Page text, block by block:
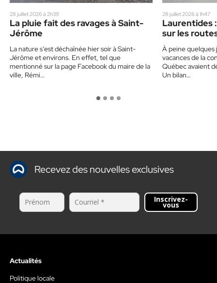
28 juillet 2026 à 2h39
La pluie fait des ravages à Saint-
Jérôme
La nature s’est déchaînée hier soir à Saint-
Jérôme et environs. En effet, tel que
mentionné sur la page Facebook du maire de la
ville, Rémi…
28 juillet 2026 à 1h47
Laurentides
sur les
un corbillard
sensibiliser
À peine quelques
vacances de la
Québec avaient
Un bilan…
Recevez des nouvelles exclusives
Inscrivez-
vous
Actualités
Politique locale